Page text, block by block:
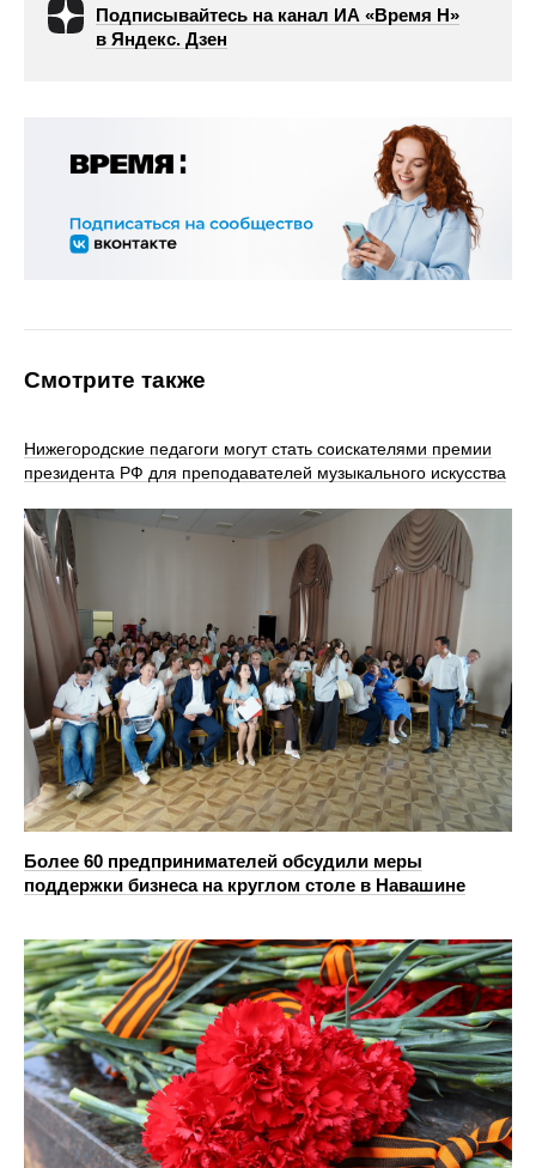
Подписывайтесь на канал ИА «Время Н»
в Яндекс. Дзен
Смотрите также
Нижегородские педагоги могут стать соискателями премии
президента РФ для преподавателей музыкального искусства
Более 60 предпринимателей обсудили меры
поддержки бизнеса на круглом столе в Навашине